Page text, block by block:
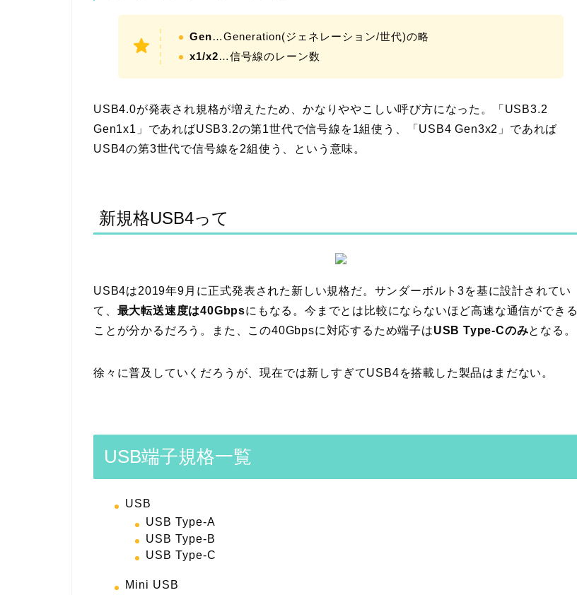
Gen…Generation(ジェネレーション/世代)の略
x1/x2…信号線のレーン数
USB4.0が発表され規格が増えたため、かなりややこしい呼び方になった。「USB3.2
Gen1x1」であればUSB3.2の第1世代で信号線を1組使う、「USB4 Gen3x2」であれば
USB4の第3世代で信号線を2組使う、という意味。
新規格USB4って
USB4は2019年9月に正式発表された新しい規格だ。サンダーボルト3を基に設計されてい
て、 最大転送速度は40Gbpsにもなる。今までとは比較にならないほど高速な通信ができる
ことが分かるだろう。また、この40Gbpsに対応するため端子はUSB Type-Cのみとなる。
徐々に普及していくだろうが、現在では新しすぎてUSB4を搭載した製品はまだない。
USB端子規格一覧
USB
USB Type-A
USB Type-B
USB Type-C
Mini USB